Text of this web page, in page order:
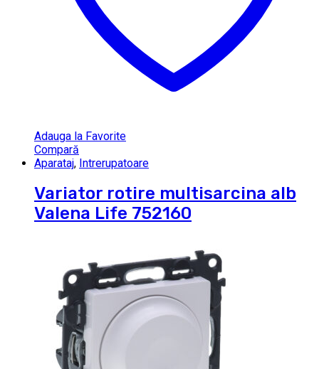
Adauga la Favorite
Compară
Aparataj, Intrerupatoare
Variator rotire multisarcina alb
Valena Life 752160